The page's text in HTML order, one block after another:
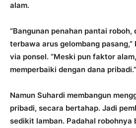
alam.
“Bangunan penahan pantai
terbawa arus gelombang
via ponsel. “Meski pun faktor
memperbaiki dengan dana pribadi.”
Namun Suhardi membangun
pribadi, secara bertahap. Jadi
sedikit lamban. Padahal robohnya